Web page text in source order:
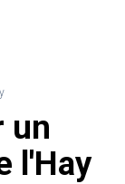
un
l'Hay